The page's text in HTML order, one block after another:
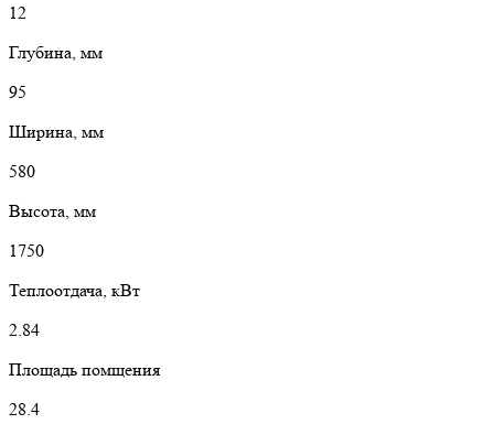
12
Глубина, мм
95
Ширина, мм
580
Высота, мм
1750
Теплоотдача, кВт
2.84
Площадь помщения
28.4